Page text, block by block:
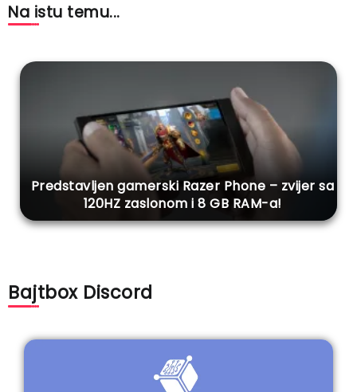
Na istu temu...
Predstavljen gamerski Razer Phone – zvijer sa
120HZ zaslonom i 8 GB RAM-a!
Bajtbox Discord